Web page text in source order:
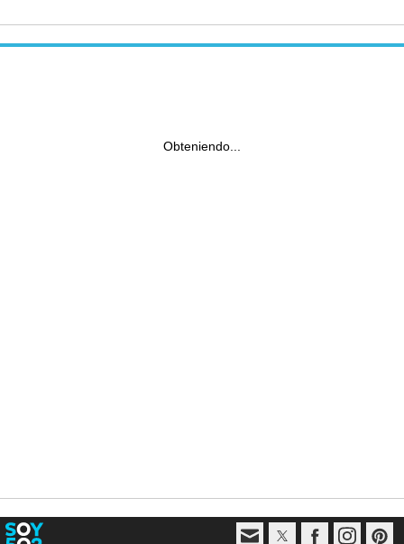
Obteniendo...